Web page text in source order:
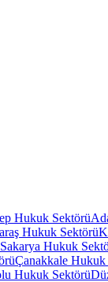
Hukuk Sektörü
Hukuk Sektörü
Sakarya Hukuk
Çanakkale Hukuk
Hukuk Sektörü